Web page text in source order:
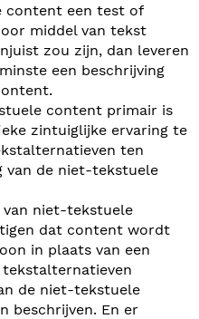
content een test of
middel van tekst
zou zijn, dan leveren
een beschrijving
content primair is
zintuiglijke ervaring te
ten
van de niet-tekstuele
van niet-tekstuele
dat content wordt
in plaats van een
de niet-tekstuele
beschrijven. En er